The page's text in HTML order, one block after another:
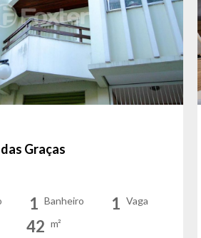
Graças
1 Banheiro 1 Vaga
42 m²